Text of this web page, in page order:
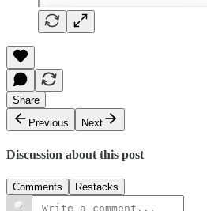
Share
Previous
Next
Discussion about this post
Comments Restacks